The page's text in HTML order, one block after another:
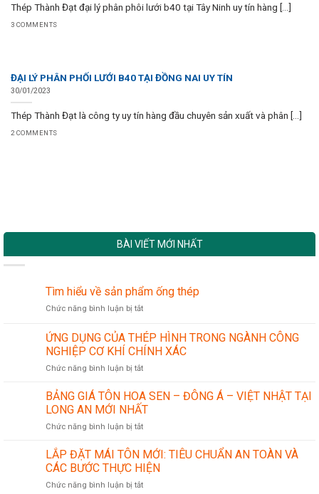
Thép Thành Đạt đại lý phân phôi lưới b40 tại Tây Ninh uy tín hàng [...]
3 COMMENTS
ĐẠI LÝ PHÂN PHỐI LƯỚI B40 TẠI ĐỒNG NAI UY TÍN
30/01/2023
Thép Thành Đạt là công ty uy tín hàng đầu chuyên sản xuất và phân [...]
2 COMMENTS
BÀI VIẾT MỚI NHẤT
Tìm hiểu về sản phẩm ống thép
Chức năng bình luận bị tắtở
hiểu
về
sản
phẩm
thép
ỨNG DỤNG CỦA THÉP HÌNH TRONG NGÀNH CÔNG
NGHIỆP CƠ KHÍ CHÍNH XÁC
Chức năng bình luận bị tắtở
DỤNG
CỦA
THÉP
HÌNH
NGÀNH
CÔNG
NGHIỆP
CƠ
BẢNG GIÁ TÔN HOA SEN – ĐÔNG Á – VIỆT NHẬT TẠI
LONG AN MỚI NHẤT
Chức năng bình luận bị tắtở
GIÁ
TÔN
HOA
SEN
LẮP ĐẶT MÁI TÔN MỚI: TIÊU CHUẨN AN TOÀN VÀ
CÁC BƯỚC THỰC HIỆN
Chức năng bình luận bị tắtở